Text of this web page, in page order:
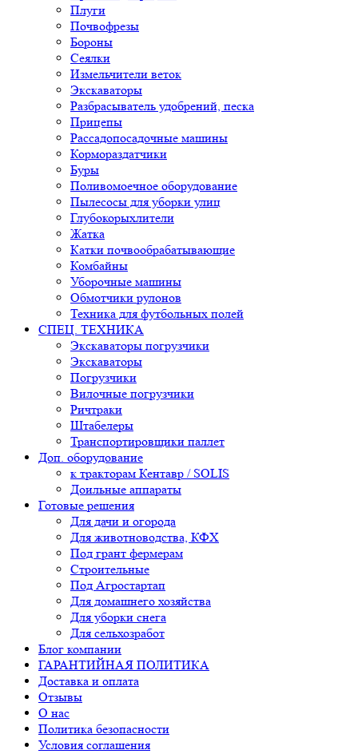
Плуги
Почвофрезы
Бороны
Сеялки
Измельчители веток
Экскаваторы
Разбрасыватель удобрений, песка
Прицепы
Рассадопосадочные машины
Кормораздатчики
Буры
Поливомоечное оборудование
Пылесосы для уборки улиц
Глубокорыхлители
Жатка
Катки почвообрабатывающие
Комбайны
Уборочные машины
Обмотчики рулонов
Техника для футбольных полей
СПЕЦ. ТЕХНИКА
Экскаваторы погрузчики
Экскаваторы
Погрузчики
Вилочные погрузчики
Ричтраки
Штабелеры
Транспортировщики паллет
Доп. оборудование
к тракторам Кентавр / SOLIS
Доильные аппараты
Готовые решения
Для дачи и огорода
Для животноводства, КФХ
Под грант фермерам
Строительные
Под Агростартап
Для домашнего хозяйства
Для уборки снега
Для сельхозработ
Блог компании
ГАРАНТИЙНАЯ ПОЛИТИКА
Доставка и оплата
Отзывы
О нас
Политика безопасности
Условия соглашения